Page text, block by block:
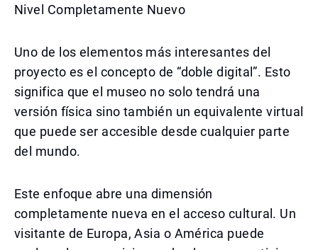
Nivel Completamente Nuevo
Uno de los elementos más interesantes del
proyecto es el concepto de “doble digital”. Esto
significa que el museo no solo tendrá una
versión física sino también un equivalente virtual
que puede ser accesible desde cualquier parte
del mundo.
Este enfoque abre una dimensión
completamente nueva en el acceso cultural. Un
visitante de Europa, Asia o América puede